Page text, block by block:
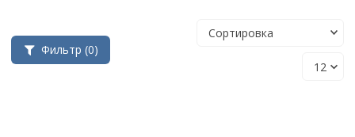
Фильтр (0)